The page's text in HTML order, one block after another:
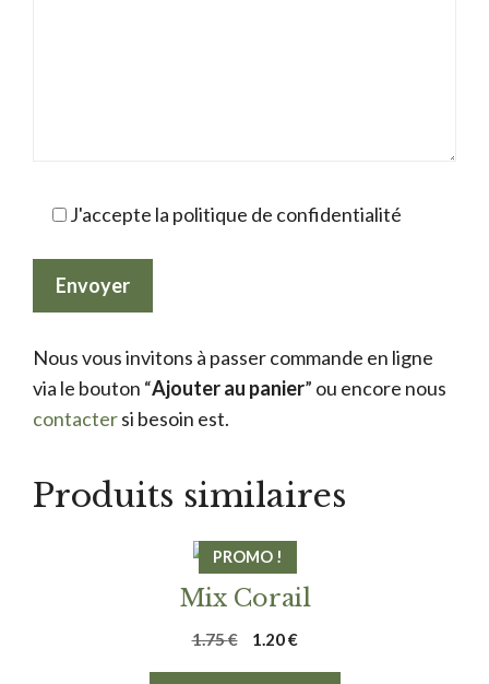
J'accepte la politique de confidentialité
Nous vous invitons à passer commande en ligne
via le bouton “Ajouter au panier” ou encore nous
contactersi besoin est.
Produits similaires
PROMO !
Mix Corail
1.75€
Le
1.20€Le